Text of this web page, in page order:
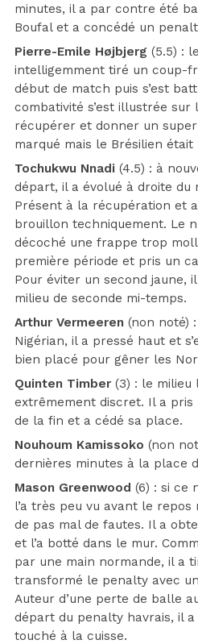
minutes, il a par contre été
Boufal et a concédé un
Pierre-Emile Højbjerg (5.5) :
intelligemment tiré un coup-
début de match puis s’est
combativité s’est illustrée
récupérer et donner un
marqué mais le Brésilien était
Tochukwu Nnadi (4.5) : à
départ, il a évolué à droite du
Présent à la récupération et
brouillon techniquement. Le
décoché une frappe trop
première période et pris un
Pour éviter un second jaune,
milieu de seconde mi-temps.
Arthur Vermeeren (non noté)
Nigérian, il a pressé haut et
bien placé pour gêner les
Quinten Timber (3) : le milieu
extrêmement discret. Il a pris
de la fin et a cédé sa place.
Nouhoum Kamissoko (non
dernières minutes à la place
Mason Greenwood (6) : si ce
l’a très peu vu avant le repos
de pas mal de fautes. Il a
et l’a botté dans le mur.
par une main normande, il a
transformé le penalty avec
Auteur d’une perte de balle
départ du penalty havrais, il
touché à la cuisse.